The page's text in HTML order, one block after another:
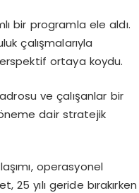
bir programla ele aldı.
çalışmalarıyla
ortaya koydu.
ve çalışanlar bir
dair stratejik
operasyonel
yılı geride bırakırken